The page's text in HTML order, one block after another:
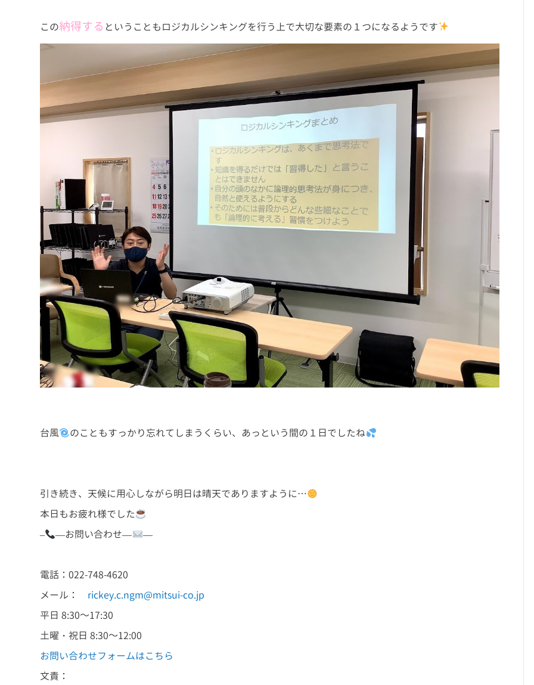
この納得する ということもロジカルシンキングを行う上で大切な要素の１つになるようです
台風 のこともすっかり忘れてしまうくらい、あっという間の１日でしたね
引き続き、天候に用心しながら明日は晴天でありますように…
本日もお疲れ様でした
–
—お問い合わせ— —
電話：022-748-4620
メール： rickey.c.ngm@mitsui-co.jp
平日 8:30～17:30
土曜・祝日 8:30～12:00
お問い合わせフォームはこちら
文責：